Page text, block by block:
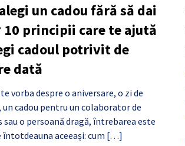
un cadou fără să dai
10 principii care te ajută
cadoul potrivit de
dată
vorba despre o aniversare, o zi de
un cadou pentru un colaborator de
sau o persoană dragă, întrebarea este
întotdeauna aceeași: cum […]